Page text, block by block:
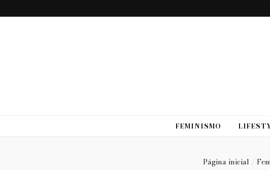
FEMINISMO
Página inicial /